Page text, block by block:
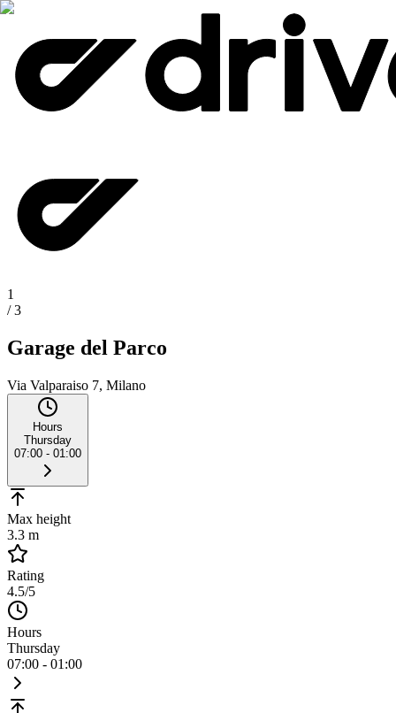
1
/3
Garage del Parco
Via Valparaiso 7, Milano
Hours
Thursday
07:00 - 01:00
Max height
3.3 m
Rating
4.5/5
Hours
Thursday
07:00 - 01:00